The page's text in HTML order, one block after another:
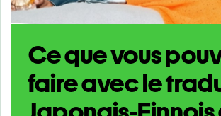
Ce que vous
faire avec le